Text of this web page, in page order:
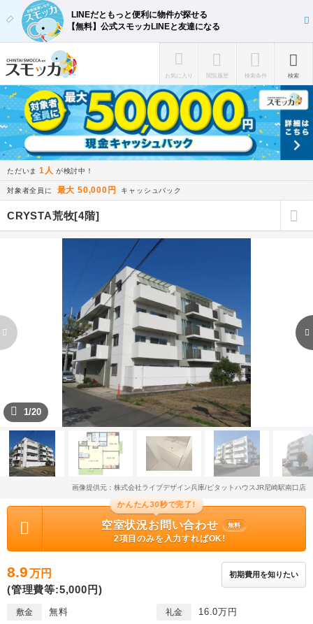
LINEだともっと便利に物件が探せる
【無料】公式スモッカLINEと友達になる
お気に入り 閲覧履歴 検索条件 検索
ただいま 1人 が検討中！
対象者全員に 最大 50,000円 キャッシュバック
CRYSTA荒牧[4階]
1/20
画像提供元：株式会社ライブデザイン兵庫/ピタットハウスJR尼崎駅南口店
かんたん30秒で完了!
空室状況お問い合わせ 無料
2項目のみを入力すればOK!
8.9万円
(管理費等:5,000円)
初期費用を知りたい
敷金 無料 礼金 16.0万円